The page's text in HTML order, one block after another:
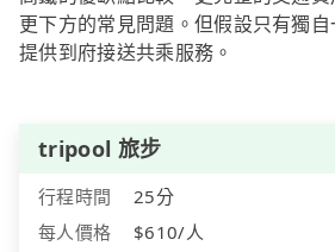
更下方的常見問題。但假設只有獨
提供到府接送共乘服務。
tripool 旅步
行程時間
25分
每人價格
$610/人